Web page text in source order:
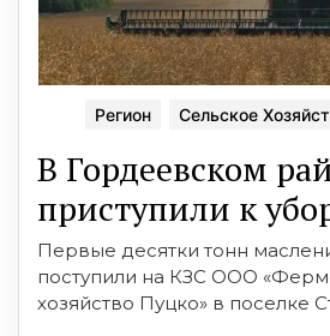
Регион Сельское
В Гордеевском
приступили к
Первые десятки тонн
поступили на КЗС ООО
хозяйство Пуцко» в поселке